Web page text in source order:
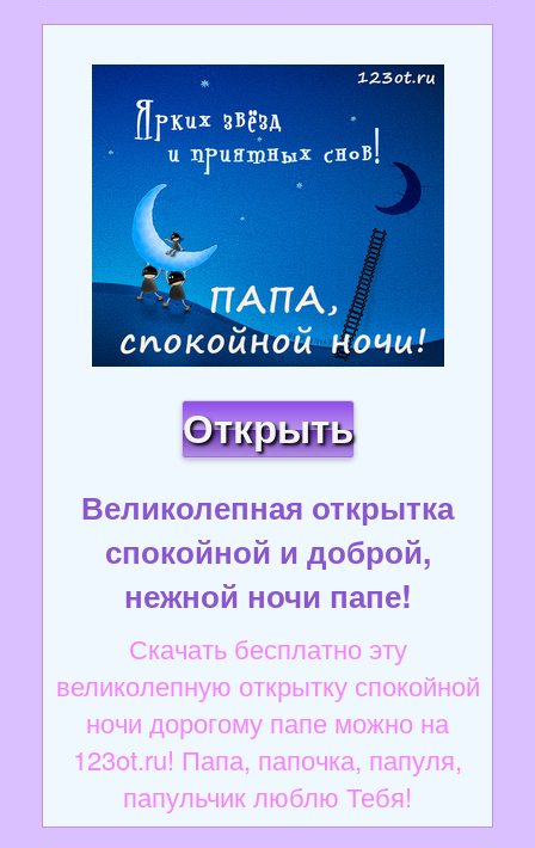
Открыть
Великолепная открытка
спокойной и доброй,
нежной ночи папе!
Скачать бесплатно эту
великолепную открытку спокойной
ночи дорогому папе можно на
123ot.ru! Папа, папочка, папуля,
папульчик люблю Тебя!